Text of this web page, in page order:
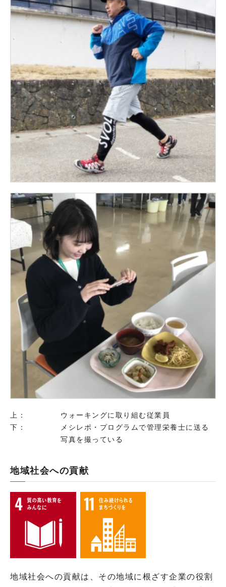
上：
ウォーキングに取り組む従業員
下：
メシレポ・プログラムで管理栄養士に送る
写真を撮っている
地域社会への貢献
地域社会への貢献は、その地域に根ざす企業の役割